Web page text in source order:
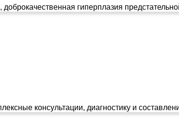
гиперплазия
консультации, диагностику и